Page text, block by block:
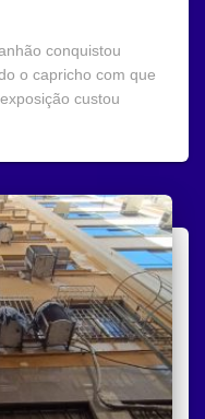
conquistou
o capricho com que
custou